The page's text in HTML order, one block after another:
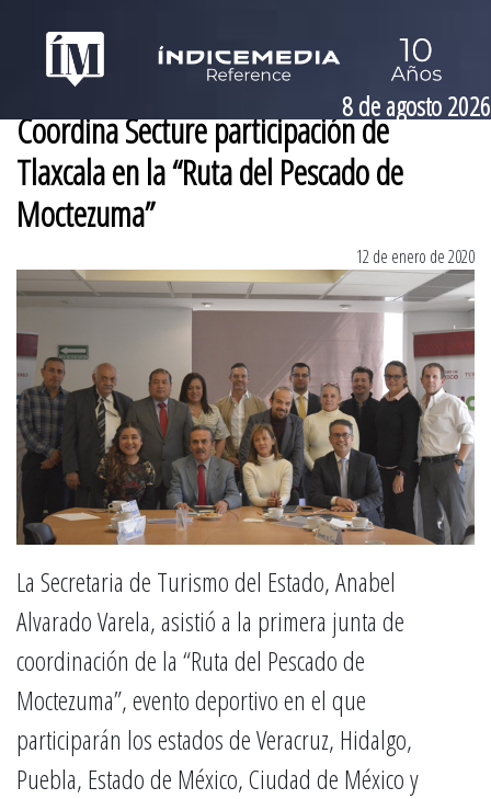
8 de agosto 2026
Coordina Secture participación de
Tlaxcala en la “Ruta del Pescado de
Moctezuma”
12 de enero de 2020
La Secretaria de Turismo del Estado, Anabel
Alvarado Varela, asistió a la primera junta de
coordinación de la “Ruta del Pescado de
Moctezuma”, evento deportivo en el que
participarán los estados de Veracruz, Hidalgo,
Puebla, Estado de México, Ciudad de México y